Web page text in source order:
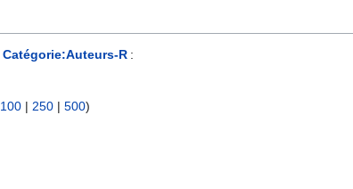
Catégorie:Auteurs-R :
100 | 250 | 500)